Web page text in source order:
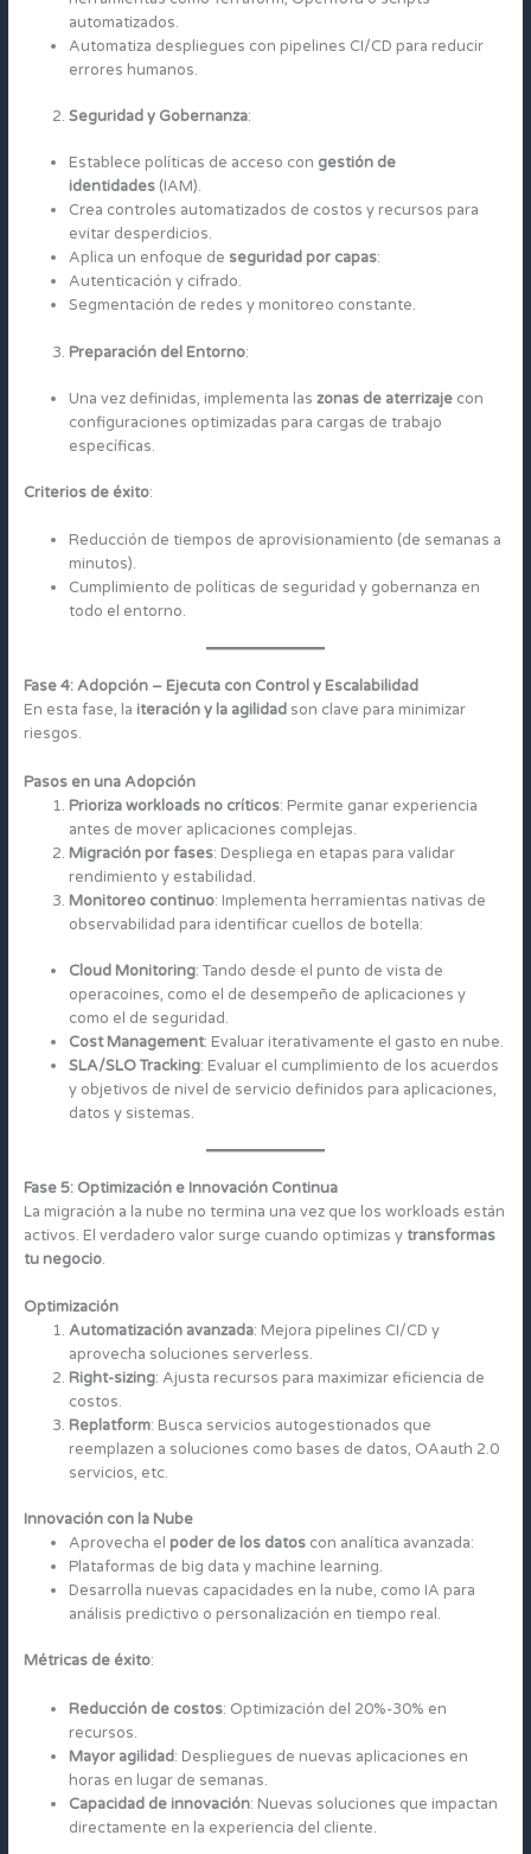
automatizados.
Automatiza despliegues con pipelines CI/CD para reducir
errores humanos.
Seguridad y Gobernanza:
Establece políticas de acceso con gestión de
identidades(IAM).
Crea controles automatizados de costos y recursos para
evitar desperdicios.
Aplica un enfoque de seguridad por capas:
Autenticación y cifrado.
Segmentación de redes y monitoreo constante.
Preparación del Entorno:
Una vez definidas, implementa las zonas de aterrizajecon
configuraciones optimizadas para cargas de trabajo
específicas.
Criterios de éxito:
Reducción de tiempos de aprovisionamiento (de semanas a
minutos).
Cumplimiento de políticas de seguridad y gobernanza en
todo el entorno.
Fase 4: Adopción – Ejecuta con Control y Escalabilidad
En esta fase, la iteración y la agilidadson clave para minimizar
riesgos.
Pasos en una Adopción
Prioriza workloads no críticos: Permite ganar experiencia
antes de mover aplicaciones complejas.
Migración por fases: Despliega en etapas para validar
rendimiento y estabilidad.
Monitoreo continuo: Implementa herramientas nativas de
observabilidad para identificar cuellos de botella:
Cloud Monitoring: Tando desde el punto de vista de
operacoines, como el de desempeño de aplicaciones y
como el de seguridad.
Cost Management: Evaluar iterativamente el gasto en nube.
SLA/SLO Tracking: Evaluar el cumplimiento de los acuerdos
y objetivos de nivel de servicio definidos para aplicaciones,
datos y sistemas.
Fase 5: Optimización e Innovación Continua
La migración a la nube no termina una vez que los workloads están
activos. El verdadero valor surge cuando optimizas ytransformas
tu negocio.
Optimización
Automatización avanzada: Mejora pipelines CI/CD y
aprovecha soluciones serverless.
Right-sizing: Ajusta recursos para maximizar eficiencia de
costos.
Replatform: Busca servicios autogestionados que
reemplazen a soluciones como bases de datos, OAauth 2.0
servicios, etc.
Innovación con la Nube
Aprovecha el poder de los datoscon analítica avanzada:
Plataformas de big data y machine learning.
Desarrolla nuevas capacidades en la nube, como IA para
análisis predictivo o personalización en tiempo real.
Métricas de éxito:
Reducción de costos: Optimización del 20%-30% en
recursos.
Mayor agilidad: Despliegues de nuevas aplicaciones en
horas en lugar de semanas.
Capacidad de innovación: Nuevas soluciones que impactan
directamente en la experiencia del cliente.